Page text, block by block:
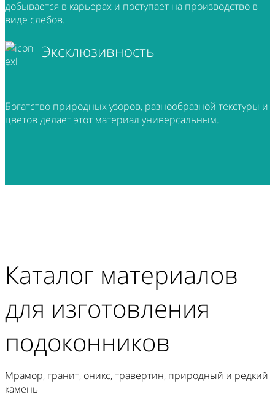
добывается в карьерах и поступает на производство в
виде слебов.
Эксклюзивность
Богатство природных узоров, разнообразной текстуры и
цветов делает этот материал универсальным.
Каталог материалов
для изготовления
подоконников
Мрамор, гранит, оникс, травертин, природный и редкий
камень